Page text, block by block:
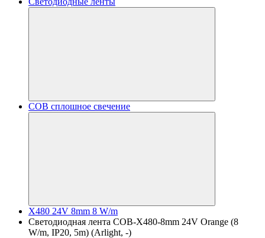
COB сплошное свечение
X480 24V 8mm 8 W/m
Светодиодная лента COB-X480-8mm 24V Orange (8
W/m, IP20, 5m) (Arlight, -)